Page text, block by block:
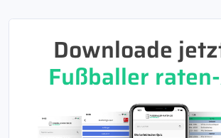
Downloade
Fußballer